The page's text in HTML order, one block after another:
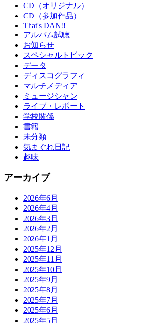
CD（オリジナル）
CD（参加作品）
That's DAN!!
アルバム試聴
お知らせ
スペシャルトピック
データ
ディスコグラフィ
マルチメディア
ミュージシャン
ライブ・レポート
学校関係
書籍
未分類
気まぐれ日記
趣味
アーカイブ
2026年6月
2026年4月
2026年3月
2026年2月
2026年1月
2025年12月
2025年11月
2025年10月
2025年9月
2025年8月
2025年7月
2025年6月
2025年5月